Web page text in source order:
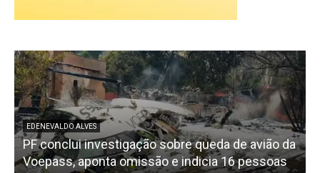
EDENEVALDO ALVES
PF conclui investigação sobre queda de avião da
Voepass, aponta omissão e indicia 16 pessoas